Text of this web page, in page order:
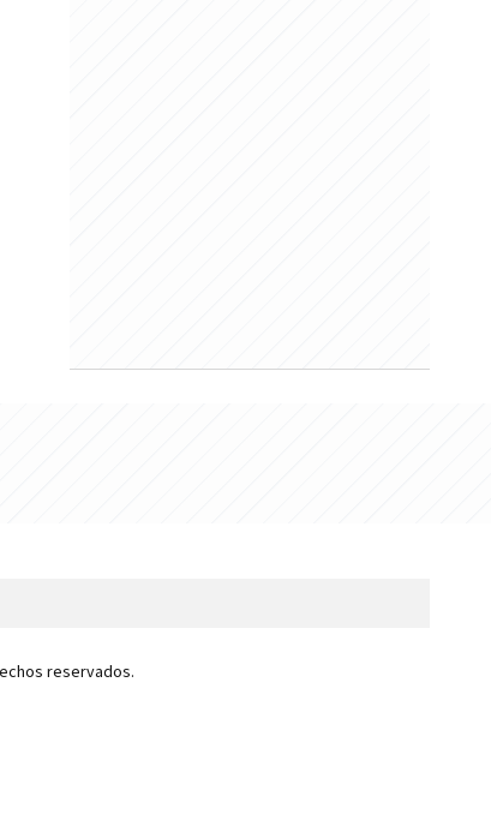
reservados.